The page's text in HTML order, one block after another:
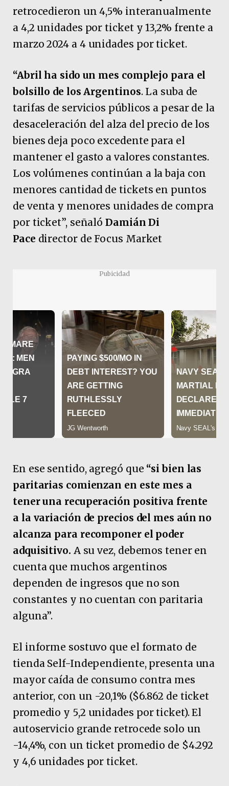
retrocedieron un 4,5% interanualmente
a 4,2 unidades por ticket y 13,2% frente a
marzo 2024 a 4 unidades por ticket.
“Abril ha sido un mes complejo para el
bolsillo de los Argentinos. La suba de
tarifas de servicios públicos a pesar de la
desaceleración del alza del precio de los
bienes deja poco excedente para el
mantener el gasto a valores constantes.
Los volúmenes continúan a la baja con
menores cantidad de tickets en puntos
de venta y menores unidades de compra
por ticket”, señalóDamián Di
Pace director de Focus Market
Pubicidad
En ese sentido, agregó que “si bien las
paritarias comienzan en este mes a
tener una recuperación positiva frente
a la variación de precios del mes aún no
alcanza para recomponer el poder
adquisitivo. A su vez, debemos tener en
cuenta que muchos argentinos
dependen de ingresos que no son
constantes y no cuentan con paritaria
alguna”.
El informe sostuvo que el formato de
tienda Self-Independiente, presenta una
mayor caída de consumo contra mes
anterior, con un -20,1% ($6.862 de ticket
promedio y 5,2 unidades por ticket). El
autoservicio grande retrocede solo un
-14,4%, con un ticket promedio de $4.292
y 4,6 unidades por ticket.